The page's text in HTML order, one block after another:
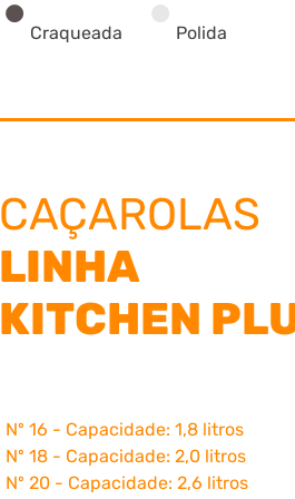
Craqueada Polida
CAÇAROLAS
LINHA
KITCHEN
Nº 16 - Capacidade: 1,8 litros
Nº 18 - Capacidade: 2,0 litros
Nº 20 - Capacidade: 2,6 litros